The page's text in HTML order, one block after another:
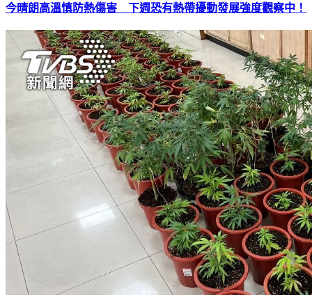
今晴朗高溫慎防熱傷害 下週恐有熱帶擾動發展強度觀察中！